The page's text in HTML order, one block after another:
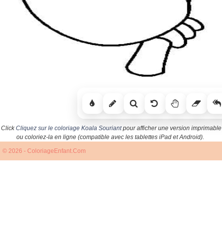
ClickCliquez sur le coloriage Koala Souriantpour afficher une version imprimable
ou coloriez-la en ligne (compatible avec les tablettes iPad et Android).
© 2026 - ColoriageEnfant.Com